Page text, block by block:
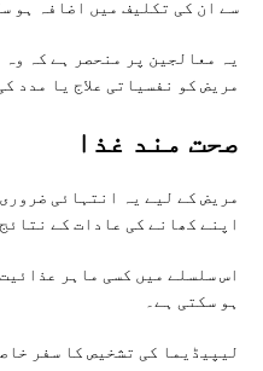
سے ان کی تکلیف میں اضافہ ہو
یہ معالجین پر منحصر ہے کہ
مریض کو نفسیاتی علاج یا مدد
صحت مند غذا
مریض کے لیے یہ انتہائی
اپنے کھانے کی عادات کے
اس سلسلے میں کسی ماہر
ہو سکتی ہے۔
لیپیڈیما کی تشخیص کا سفر